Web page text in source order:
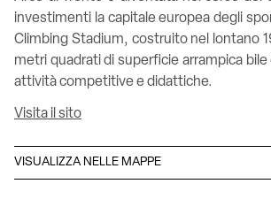
investimenti la capitale europea degli
Climbing Stadium, costruito nel lontano
metri quadrati di superficie arrampica
attività competitive e didattiche.
Visita il sito
VISUALIZZA NELLE MAPPE